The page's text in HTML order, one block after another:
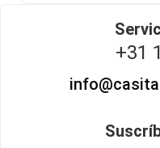
+31